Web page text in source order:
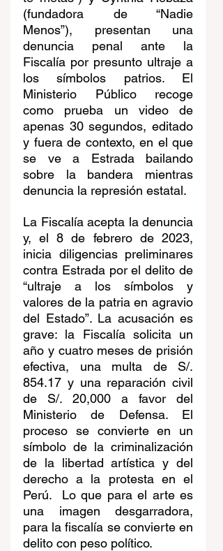
(fundadora de “Nadie
Menos”), presentan una
denuncia penal ante la
Fiscalía por presunto ultraje a
los símbolos patrios. El
Ministerio Público recoge
como prueba un video de
apenas 30 segundos, editado
y fuera de contexto, en el que
se ve a Estrada bailando
sobre la bandera mientras
denuncia la represión estatal.
La Fiscalía acepta la denuncia
y, el 8 de febrero de 2023,
inicia diligencias preliminares
contra Estrada por el delito de
“ultraje a los símbolos y
valores de la patria en agravio
del Estado”. La acusación es
grave: la Fiscalía solicita un
año y cuatro meses de prisión
efectiva, una multa de S/.
854.17 y una reparación civil
de S/. 20,000 a favor del
Ministerio de Defensa. El
proceso se convierte en un
símbolo de la criminalización
de la libertad artística y del
derecho a la protesta en el
Perú.  Lo que para el arte es
una imagen desgarradora,
para la fiscalía se convierte en
delito con peso político.